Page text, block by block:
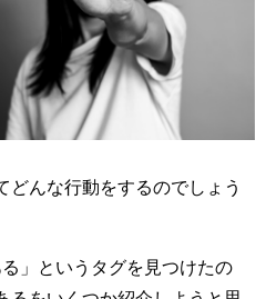
どんな行動をするのでしょう
」というタグを見つけたの